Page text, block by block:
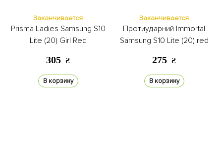
Заканчивается
Prisma Ladies Samsung S10
Lite (20) Girl Red
305 ₴
В корзину
Заканчивается
Протиударний Immortal
Samsung S10 Lite (20) red
275 ₴
В корзину